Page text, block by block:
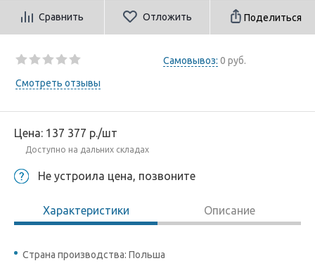
Сравнить Отложить Поделиться
Самовывоз: 0 руб.
Смотреть отзывы
Цена: 137 377 р./шт
Доступно на дальних складах
Не устроила цена, позвоните
Характеристики Описание
Страна производства: Польша